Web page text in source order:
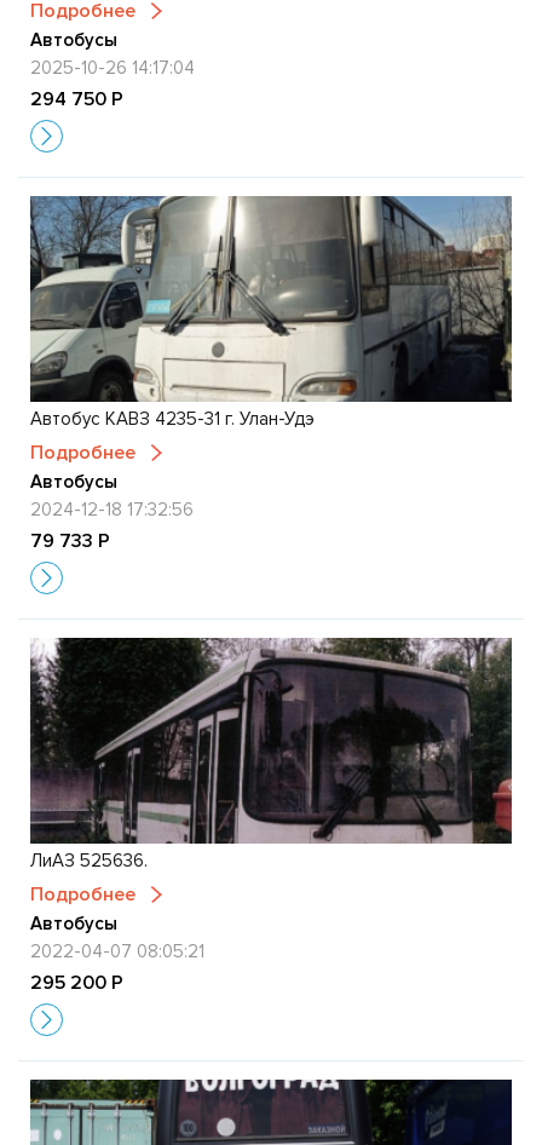
Подробнее
Автобусы
2025-10-26 14:17:04
294 750 Р
Автобус КАВЗ 4235-31 г. Улан-Удэ
Подробнее
Автобусы
2024-12-18 17:32:56
79 733 Р
ЛиАЗ 525636.
Подробнее
Автобусы
2022-04-07 08:05:21
295 200 Р